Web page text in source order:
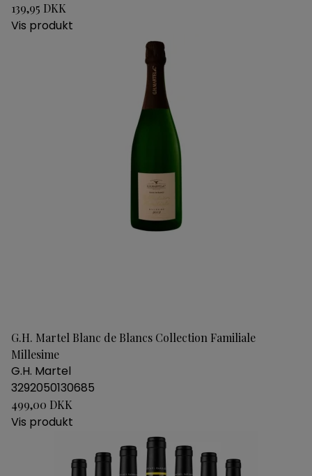
139,95 DKK
Vis produkt
G.H. Martel Blanc de Blancs Collection Familiale
Millesime
G.H. Martel
3292050130685
499,00 DKK
Vis produkt